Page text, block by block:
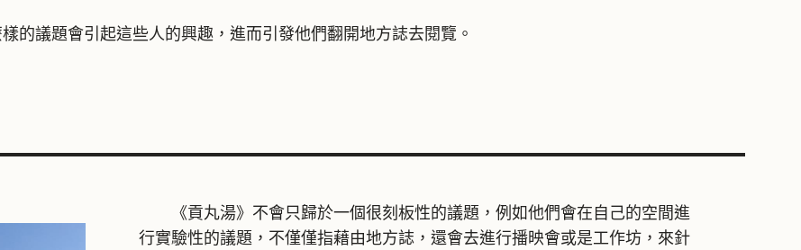
的議題會引起這些人的興趣，進而引發他們翻開地方誌去閱覽。
《貢丸湯》不會只歸於一個很刻板性的議題，例如他們會在自己的空間進
行實驗性的議題，不僅僅指藉由地方誌，還會去進行播映會或是工作坊，來針